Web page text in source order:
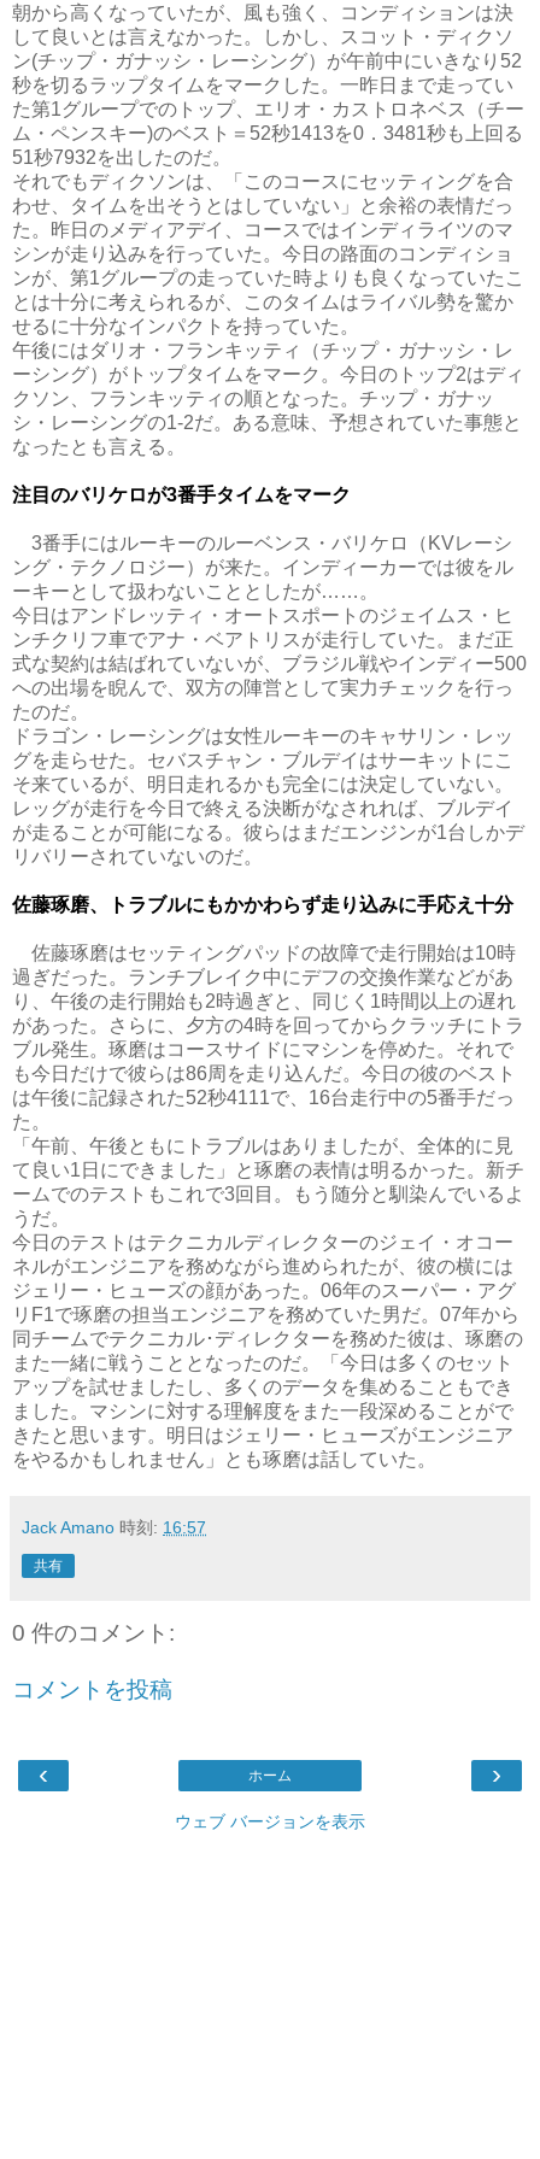
朝から高くなっていたが、風も強く、コンディションは決
して良いとは言えなかった。しかし、スコット・ディクソ
ン(チップ・ガナッシ・レーシング）が午前中にいきなり52
秒を切るラップタイムをマークした。一昨日まで走ってい
た第1グループでのトップ、エリオ・カストロネベス（チー
ム・ペンスキー)のベスト＝52秒1413を0．3481秒も上回る
51秒7932を出したのだ。
それでもディクソンは、「このコースにセッティングを合
わせ、タイムを出そうとはしていない」と余裕の表情だっ
た。昨日のメディアデイ、コースではインディライツのマ
シンが走り込みを行っていた。今日の路面のコンディショ
ンが、第1グループの走っていた時よりも良くなっていたこ
とは十分に考えられるが、このタイムはライバル勢を驚か
せるに十分なインパクトを持っていた。
午後にはダリオ・フランキッティ（チップ・ガナッシ・レ
ーシング）がトップタイムをマーク。今日のトップ2はディ
クソン、フランキッティの順となった。チップ・ガナッ
シ・レーシングの1-2だ。ある意味、予想されていた事態と
なったとも言える。
注目のバリケロが3番手タイムをマーク
3番手にはルーキーのルーベンス・バリケロ（KVレーシ
ング・テクノロジー）が来た。インディーカーでは彼をル
ーキーとして扱わないこととしたが……。
今日はアンドレッティ・オートスポートのジェイムス・ヒ
ンチクリフ車でアナ・ベアトリスが走行していた。まだ正
式な契約は結ばれていないが、ブラジル戦やインディー500
への出場を睨んで、双方の陣営として実力チェックを行っ
たのだ。
ドラゴン・レーシングは女性ルーキーのキャサリン・レッ
グを走らせた。セバスチャン・ブルデイはサーキットにこ
そ来ているが、明日走れるかも完全には決定していない。
レッグが走行を今日で終える決断がなされれば、ブルデイ
が走ることが可能になる。彼らはまだエンジンが1台しかデ
リバリーされていないのだ。
佐藤琢磨、トラブルにもかかわらず走り込みに手応え十分
佐藤琢磨はセッティングパッドの故障で走行開始は10時
過ぎだった。ランチブレイク中にデフの交換作業などがあ
り、午後の走行開始も2時過ぎと、同じく1時間以上の遅れ
があった。さらに、夕方の4時を回ってからクラッチにトラ
ブル発生。琢磨はコースサイドにマシンを停めた。それで
も今日だけで彼らは86周を走り込んだ。今日の彼のベスト
は午後に記録された52秒4111で、16台走行中の5番手だっ
た。
「午前、午後ともにトラブルはありましたが、全体的に見
て良い1日にできました」と琢磨の表情は明るかった。新チ
ームでのテストもこれで3回目。もう随分と馴染んでいるよ
うだ。
今日のテストはテクニカルディレクターのジェイ・オコー
ネルがエンジニアを務めながら進められたが、彼の横には
ジェリー・ヒューズの顔があった。06年のスーパー・アグ
リF1で琢磨の担当エンジニアを務めていた男だ。07年から
同チームでテクニカル･ディレクターを務めた彼は、琢磨の
また一緒に戦うこととなったのだ。「今日は多くのセット
アップを試せましたし、多くのデータを集めることもでき
ました。マシンに対する理解度をまた一段深めることがで
きたと思います。明日はジェリー・ヒューズがエンジニア
をやるかもしれません」とも琢磨は話していた。
Jack Amano 時刻: 16:57
共有
0 件のコメント:
コメントを投稿
‹ ›
ホーム
ウェブ バージョンを表示